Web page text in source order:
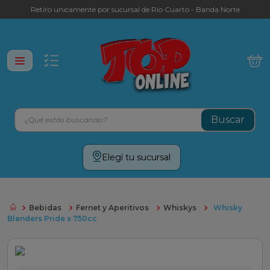
Retiro unicamente por sucursal de Rio Cuarto - Banda Norte
¿Qué estás buscando?
Elegí tu sucursal
Bebidas Fernet y Aperitivos Whiskys
Whisky
Blenders Pride x 750cc
Términos más buscados
galletitas